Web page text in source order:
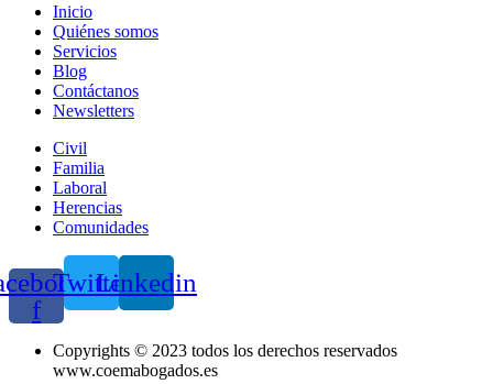
Inicio
Quiénes somos
Servicios
Blog
Contáctanos
Newsletters
Civil
Familia
Laboral
Herencias
Comunidades
f
TwitterLinkedin
Copyrights © 2023 todos los derechos reservados
www.coemabogados.es